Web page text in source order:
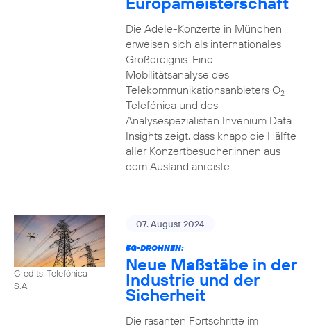
Die Adele-Konzerte in München
erweisen sich als internationales
Großereignis: Eine
Mobilitätsanalyse des
Telekommunikationsanbieters O2
Telefónica und des
Analysespezialisten Invenium Data
Insights zeigt, dass knapp die Hälfte
aller Konzertbesucher:innen aus
dem Ausland anreiste.
Credits: Telefónica
S.A.
07. August 2024
5G-DROHNEN:
Neue Maßstäbe in der
Industrie und der
Sicherheit
Die rasanten Fortschritte im